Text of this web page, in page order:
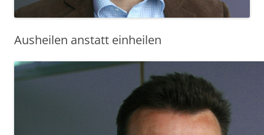
Ausheilen anstatt einheilen